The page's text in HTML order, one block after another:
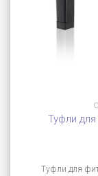
Туфли
Туфли для